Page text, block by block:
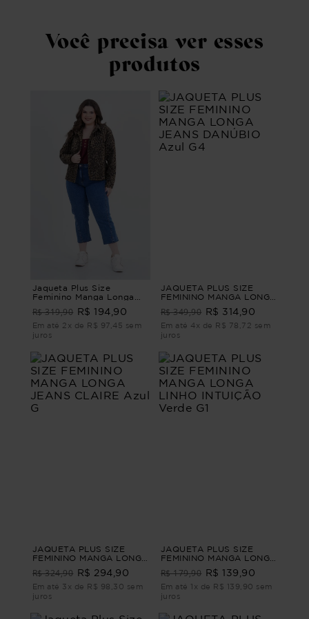
Você precisa ver esses
produtos
Jaqueta Plus Size
Feminino Manga Longa
R$ 319,90 R$ 194,90
Em até 2x de R$ 97,45 sem
juros
JAQUETA PLUS SIZE
FEMININO MANGA LONGA
JEANS DANÚBIO Azul G4
R$ 349,90 R$ 314,90
Em até 4x de R$ 78,72 sem
juros
JAQUETA PLUS SIZE
FEMININO MANGA LONGA
JEANS CLAIRE Azul G
R$ 324,90 R$ 294,90
Em até 3x de R$ 98,30 sem
juros
JAQUETA PLUS SIZE
FEMININO MANGA LONGA
LINHO INTUIÇÃO Verde
G1
R$ 179,90 R$ 139,90
Em até 1x de R$ 139,90 sem
juros